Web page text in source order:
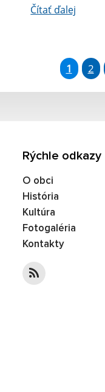
Čítať ďalej
1 2
Rýchle odkazy
O obci
História
Kultúra
Fotogaléria
Kontakty